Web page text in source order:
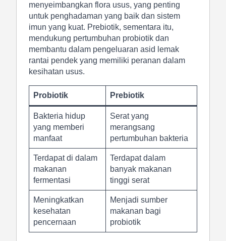
menyeimbangkan flora usus, yang penting
untuk penghadaman yang baik dan sistem
imun yang kuat. Prebiotik, sementara itu,
mendukung pertumbuhan probiotik dan
membantu dalam pengeluaran asid lemak
rantai pendek yang memiliki peranan dalam
kesihatan usus.
Probiotik Prebiotik
Bakteria hidup
yang memberi
manfaat
Serat yang
merangsang
pertumbuhan bakteria
Terdapat di dalam
makanan
fermentasi
Terdapat dalam
banyak makanan
tinggi serat
Meningkatkan
kesehatan
pencernaan
Menjadi sumber
makanan bagi
probiotik